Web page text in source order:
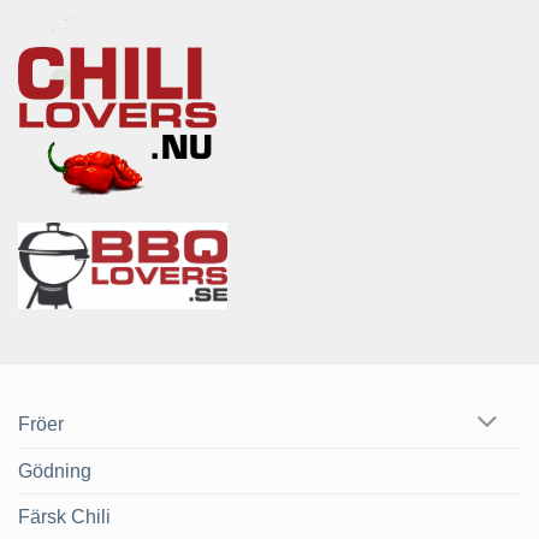
Fröer
Gödning
Färsk Chili